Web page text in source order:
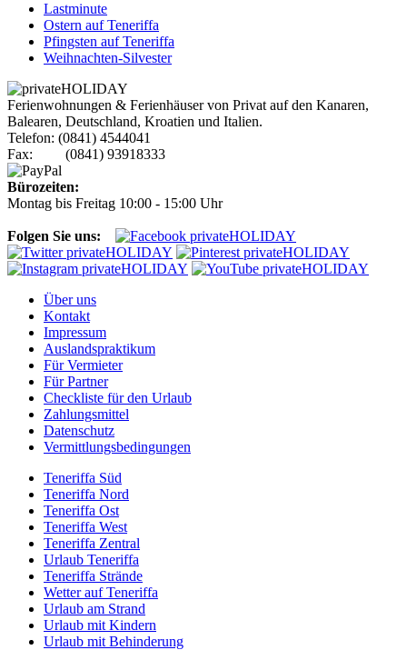
Lastminute
Ostern auf Teneriffa
Pfingsten auf Teneriffa
Weihnachten-Silvester
Ferienwohnungen & Ferienhäuser von Privat auf den Kanaren,
Balearen, Deutschland, Kroatien und Italien.
Telefon: (0841) 4544041
Fax: (0841) 93918333
Bürozeiten:
Montag bis Freitag 10:00 - 15:00 Uhr
Folgen Sie uns:
Über uns
Kontakt
Impressum
Auslandspraktikum
Für Vermieter
Für Partner
Checkliste für den Urlaub
Zahlungsmittel
Datenschutz
Vermittlungsbedingungen
Teneriffa Süd
Teneriffa Nord
Teneriffa Ost
Teneriffa West
Teneriffa Zentral
Urlaub Teneriffa
Teneriffa Strände
Wetter auf Teneriffa
Urlaub am Strand
Urlaub mit Kindern
Urlaub mit Behinderung